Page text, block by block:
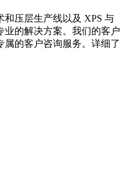
压层生产线以及 XPS 与
业的解决方案。我们的客户
属的客户咨询服务。详细了